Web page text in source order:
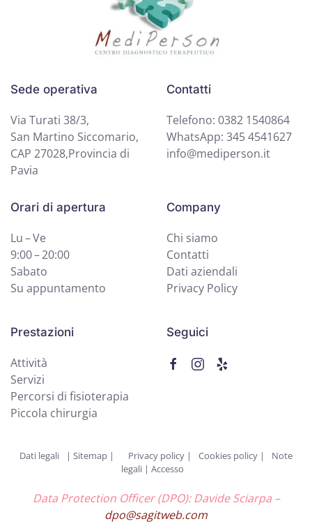
Sede operativa
Via Turati 38/3,
San Martino Siccomario,
CAP 27028,Provincia di
Pavia
Contatti
Telefono: 0382 1540864
WhatsApp: 345 4541627
info@mediperson.it
Orari di apertura
Lu – Ve
9:00 – 20:00
Sabato
Su appuntamento
Company
Chi siamo
Contatti
Dati aziendali
Privacy Policy
Prestazioni
Attività
Servizi
Percorsi di fisioterapia
Piccola chirurgia
Seguici
Dati legali | Sitemap | Privacy policy | Cookies policy |
Note
legali | Accesso
Data Protection Officer (DPO): Davide Sciarpa –
dpo@sagitweb.com